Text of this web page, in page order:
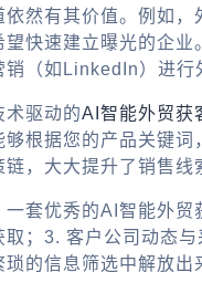
然有其价值。例如，
望快速建立曝光的企
销（如LinkedIn）进行
术驱动的AI智能外贸获
够根据您的产品关键
，大大提升了销售线
一套优秀的AI智能外贸
取；3. 客户公司动态
琐的信息筛选中解放出